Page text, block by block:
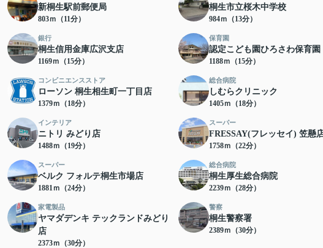
新桐生駅前郵便局
803ｍ（11分）
桐生市立桜木中学校
984ｍ（13分）
銀行
桐生信用金庫広沢支店
1169ｍ（15分）
保育園
認定こども園ひろさわ保育園
1188ｍ（15分）
コンビニエンスストア
ローソン 桐生相生町一丁目店
1379ｍ（18分）
総合病院
しむらクリニック
1405ｍ（18分）
インテリア
ニトリ みどり店
1488ｍ（19分）
スーパー
FRESSAY(フレッセイ) 笠懸
1758ｍ（22分）
スーパー
ベルク フォルテ桐生市場店
1881ｍ（24分）
総合病院
桐生厚生総合病院
2239ｍ（28分）
家電製品
ヤマダデンキ テックランドみどり
店
2373ｍ（30分）
警察
桐生警察署
2389ｍ（30分）